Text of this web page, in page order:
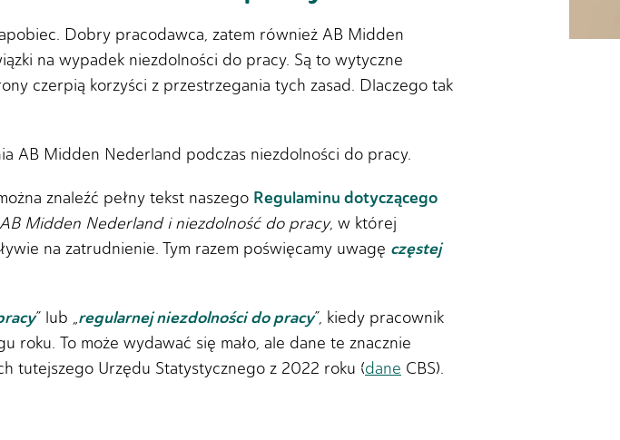
Dobry pracodawca, zatem również AB Midden
na wypadek niezdolności do pracy. Są to wytyczne
czerpią korzyści z przestrzegania tych zasad. Dlaczego tak
AB Midden Nederland podczas niezdolności do pracy.
znaleźć pełny tekst naszego Regulaminu dotyczącego
AB Midden Nederland i niezdolność do pracy, w której
na zatrudnienie. Tym razem poświęcamy uwagę częstej
” lub „regularnej niezdolności do pracy”, kiedy pracownik
roku. To może wydawać się mało, ale dane te znacznie
tutejszego Urzędu Statystycznego z 2022 roku (dane CBS).